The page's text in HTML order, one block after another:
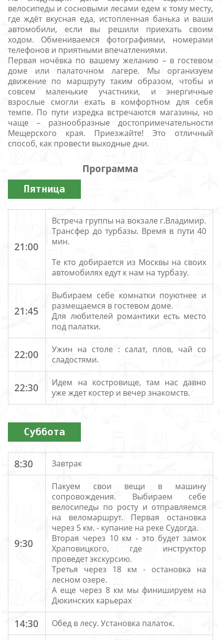
велосипеды и сосновыми лесами едем к тому месту,
где ждёт вкусная еда, истопленная банька и ваши
автомобили, если вы решили приехать своим
ходом. Обмениваемся фотографиями, номерами
телефонов и приятными впечатлениями.
Первая ночёвка по вашему желанию – в гостевом
доме или палаточном лагере. Мы организуем
движение по маршруту таким образом, чтобы и
совсем маленькие участники, и энергичные
взрослые смогли ехать в комфортном для себя
темпе. По пути изредка встречаются магазины, но
чаще – разнообразные достопримечательности
Мещерского края. Приезжайте! Это отличный
способ, как провести выходные дни.
Программа
Пятница
21:00
Встреча группы на вокзале г.Владимир.
Трансфер до турбазы. Время в пути 40
мин.
Те кто добирается из Москвы на своих
автомобилях едут к нам на турбазу.
21:45
Выбираем себе комнатки поуютнее и
размещаемся в гостевом доме.
Для любителей романтики есть место
под палатки.
22:00
Ужин на столе : салат, плов, чай со
сладостями.
22:30
Идем на костровище, там нас давно
уже ждет костер и вечер знакомств.
Суббота
8:30 Завтрак
9:30
Пакуем свои вещи в машину
сопровождения. Выбираем себе
велосипеды по росту и отправляемся
на веломаршрут. Первая остановка
через 5 км. - купание на реке Судогда.
Вторая через 10 км - это будет замок
Храповицкого, где инструктор
проведет экскурсию.
Третья через 18 км - остановка на
лесном озере.
А еще через 8 км мы финишируем на
Дюкинских карьерах
14:30 Обед в лесу. Установка палаток.